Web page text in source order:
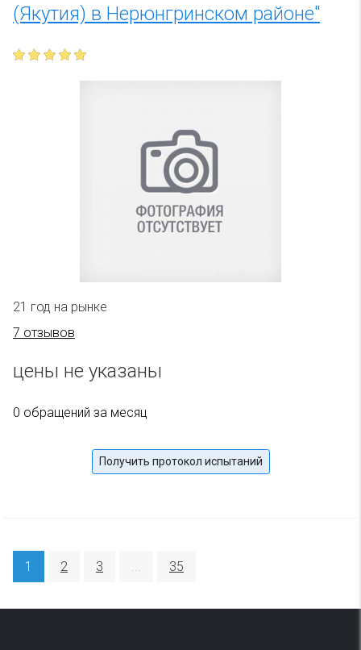
(Якутия) в Нерюнгринском районе"
21 год на рынке
7 отзывов
цены не указаны
0 обращений за месяц
Получить протокол испытаний
1 2 3 ... 35